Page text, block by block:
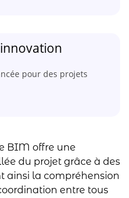
pour des projets
BIM offre une
du projet grâce à des
ainsi la compréhension
entre tous